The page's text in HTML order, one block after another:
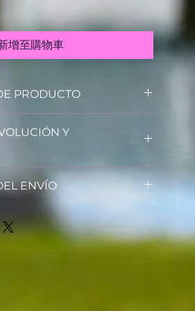
增至購物車
PRODUCTO
sobre tu producto, así
instrucciones de
Es también un lugar ideal
este producto es especial y
beneficiarían con él.
Y
devolución y reembolso. Una
explicarles a tus clientes
una política de reembolso
confianza y credibilidad
saben que en tu tienda
ENVÍO
Soy el lugar ideal para
sobre tus métodos de envío,
una política de